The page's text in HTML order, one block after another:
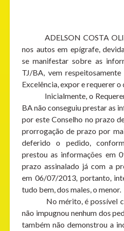
ADELSON COSTA
nos autos em epígrafe,
se manifestar sobre as
TJ/BA, vem
Excelência, expor e requerer o
Inicialmente, o
BA não conseguiu prestar as
por este Conselho no prazo
prorrogação de prazo por
deferido o pedido,
prestou as informações em
prazo assinalado já com a
em 06/07/2013, portanto,
tudo bem, dos males, o menor.
No mérito, é possível
não impugnou nenhum dos
também não demonstrou a